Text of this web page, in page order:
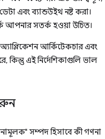
এবং ব্যান্ডউইথ নষ্ট করা।
আপনার সতর্ক হওয়া উচিত।
আর্কিটেকচার এবং
কিন্তু এই নির্দেশিকাগুলি ভাল
সম্পদ হিসাবে কী গণনা